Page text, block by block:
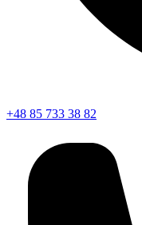
+48 85 733 38 82